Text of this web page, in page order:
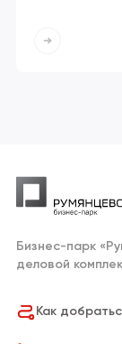
Бизнес-парк
деловой
Как